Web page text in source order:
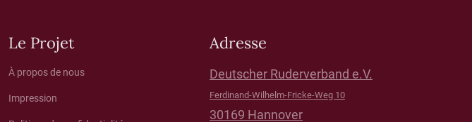
Le Projet
À propos de nous
Impression
Adresse
Deutscher Ruderverband e.V.
Ferdinand-Wilhelm-Fricke-Weg 10
30169 Hannover